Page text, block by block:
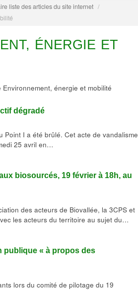
liste des articles du site internet /
ÉNERGIE ET
énergie et mobilité
dégradé
Point I a été brûlé. Cet acte de vandalisme
25 avril en…
biosourcés, 19 février à 18h, au
des acteurs de Biovallée, la 3CPS et
les acteurs du territoire au sujet du…
publique « à propos des
lors du comité de pilotage du 19